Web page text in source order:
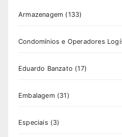
Armazenagem (133)
Condomínios e Operadores
Eduardo Banzato (17)
Embalagem(31)
Especiais (3)